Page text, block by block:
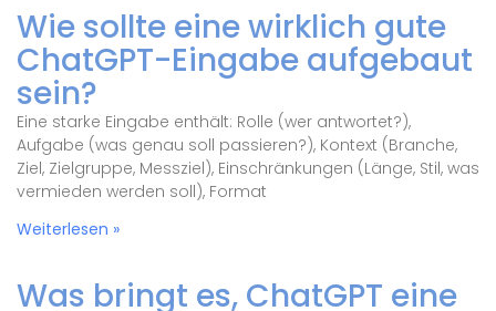
Wie sollte eine wirklich gute
ChatGPT-Eingabe aufgebaut
sein?
Eine starke Eingabe enthält: Rolle (wer antwortet?),
Aufgabe (was genau soll passieren?), Kontext (Branche,
Ziel, Zielgruppe, Messziel), Einschränkungen (Länge, Stil, was
vermieden werden soll), Format
Weiterlesen »
Was bringt es, ChatGPT eine